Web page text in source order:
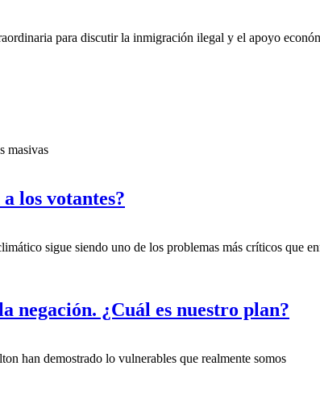
para discutir la inmigración ilegal y el apoyo
masivas
los votantes?
sigue siendo uno de los problemas más críticos que
negación. ¿Cuál es nuestro plan?
han demostrado lo vulnerables que realmente somos